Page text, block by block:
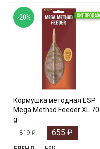
Кормушка методная ESP
Mega Method Feeder XL 70
g
819₽ 655 ₽
-20%